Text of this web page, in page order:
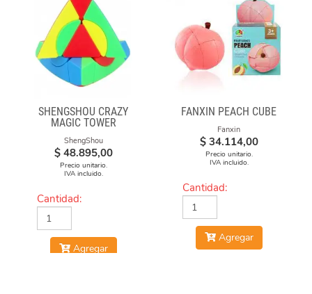
SHENGSHOU CRAZY
MAGIC TOWER
ShengShou
$ 48.895,00
Precio unitario.
IVA incluido.
Cantidad:
Agregar
FANXIN PEACH CUBE
Fanxin
$ 34.114,00
Precio unitario.
IVA incluido.
Cantidad:
Agregar